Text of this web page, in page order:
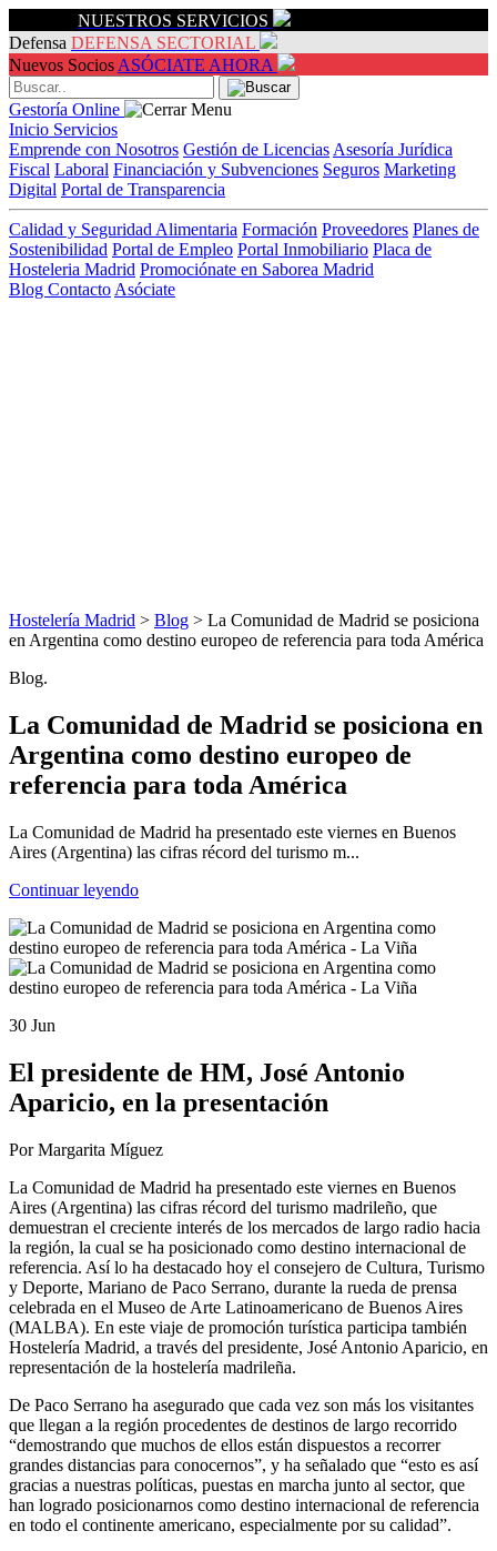
NUESTROS SERVICIOS
Defensa DEFENSA SECTORIAL
Nuevos Socios ASÓCIATE AHORA
Gestoría Online
Inicio Servicios
Emprende con Nosotros Gestión de Licencias Asesoría Jurídica
Fiscal Laboral Financiación y Subvenciones Seguros Marketing
Digital Portal de Transparencia
Calidad y Seguridad Alimentaria Formación Proveedores Planes de
Sostenibilidad Portal de Empleo Portal Inmobiliario Placa de
Hosteleria Madrid Promociónate en Saborea Madrid
Blog Contacto Asóciate
Hostelería Madrid > Blog > La Comunidad de Madrid se posiciona
en Argentina como destino europeo de referencia para toda América
Blog.
La Comunidad de Madrid se posiciona en
Argentina como destino europeo de
referencia para toda América
La Comunidad de Madrid ha presentado este viernes en Buenos
Aires (Argentina) las cifras récord del turismo m...
Continuar leyendo
30 Jun
El presidente de HM, José Antonio
Aparicio, en la presentación
Por Margarita Míguez
La Comunidad de Madrid ha presentado este viernes en Buenos
Aires (Argentina) las cifras récord del turismo madrileño, que
demuestran el creciente interés de los mercados de largo radio hacia
la región, la cual se ha posicionado como destino internacional de
referencia. Así lo ha destacado hoy el consejero de Cultura, Turismo
y Deporte, Mariano de Paco Serrano, durante la rueda de prensa
celebrada en el Museo de Arte Latinoamericano de Buenos Aires
(MALBA). En este viaje de promoción turística participa también
Hostelería Madrid, a través del presidente, José Antonio Aparicio, en
representación de la hostelería madrileña.
De Paco Serrano ha asegurado que cada vez son más los visitantes
que llegan a la región procedentes de destinos de largo recorrido
“demostrando que muchos de ellos están dispuestos a recorrer
grandes distancias para conocernos”, y ha señalado que “esto es así
gracias a nuestras políticas, puestas en marcha junto al sector, que
han logrado posicionarnos como destino internacional de referencia
en todo el continente americano, especialmente por su calidad”.